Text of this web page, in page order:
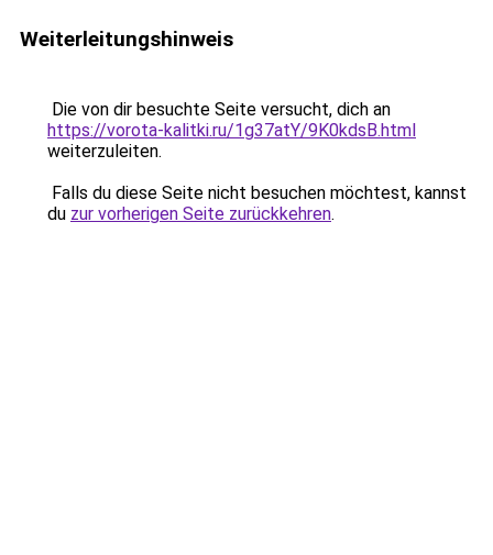
Weiterleitungshinweis
Die von dir besuchte Seite versucht, dich an
https://vorota-kalitki.ru/1g37atY/9K0kdsB.html
weiterzuleiten.
Falls du diese Seite nicht besuchen möchtest, kannst
du zur vorherigen Seite zurückkehren.